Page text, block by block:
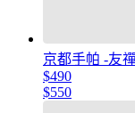
京都手帕 -友
$490
$550